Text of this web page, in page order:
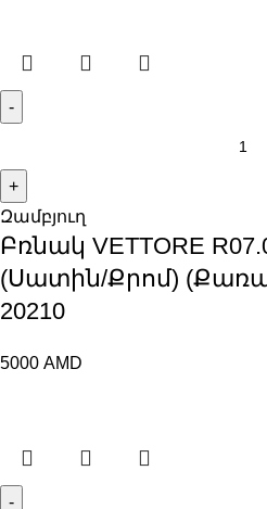
Զամբյուղ
Բռնակ VЕTTORE
(Սատին/Քրոմ)
20210
5000 AMD